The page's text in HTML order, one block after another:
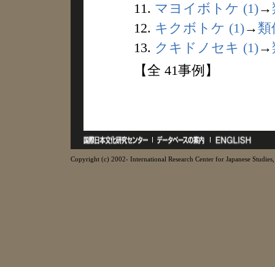
11. マヨイボトケ (1)→
12. キクボトケ (1)→ 類
13. クキドノセキ (1)→
【全 41事例】
Copyright (c) 2002- International Research Center for Japanese